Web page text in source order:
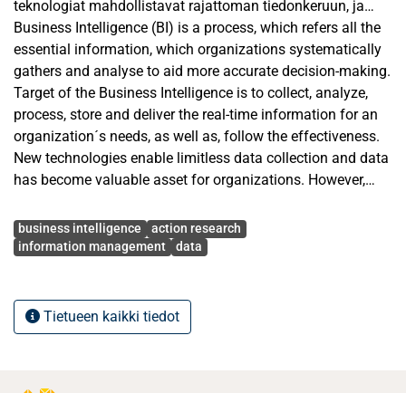
teknologiat mahdollistavat rajattoman tiedonkeruun, ja
datasta onkin tullut organisaatioiden kilpailuvaltti. Tämä
on aiheuttanut kuitenkin sen, että organisaatioilla on
haasteita tunnistaa, mikä data on olennaista heidän
liiketoiminnalleen, ja erityisesti, että kuinka prosessoida
tieto hyödylliseksi informaatioksi ja päätöksenteon tueksi.
Tietoa tarvitaan tehokkaaseen päätöksentekoon, ja
ajantasainen tieto luo organisaatiolle enemmän arvoa ja
uusia mahdollisuuksia. Erilaisilla BI-työkaluilla eri lähteistä
reaaliaikaisiksi raporteiksi, mikä tukee johdon
päätöksentekoprosessia. Tässä toimintatutkimuksessa
esimerkkiorganisaatiossa. Tutkimus toteutettiin
maailmanlaajuiseen teknologiayritykseen ja pilotoitiin sen
Business Intelligence (BI) is a process, which refers all the
essential information, which organizations systematically
gathers and analyse to aid more accurate decision-making.
Target of the Business Intelligence is to collect, analyze,
process, store and deliver the real-time information for an
organization´s needs, as well as, follow the effectiveness.
New technologies enable limitless data collection and data
has become valuable asset for organizations. However,
challenges to identify, which data is relevant for their
business and operations, and more importantly, how to
decision making and up-to-date data brings more value
and new opportunities for the organization. With BI tools,
Avainsanat
business intelligence
action research
information management
data
Tietueen kaikki tiedot